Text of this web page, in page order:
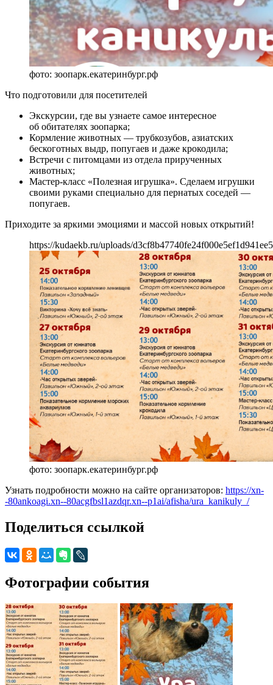
фото: зоопарк.екатеринбург.рф
Что подготовили для посетителей
Экскурсии, где вы узнаете самое интересное
об обитателях зоопарка;
Кормление животных — трубкозубов, азиатских
бескоготных выдр, попугаев и даже крокодила;
Встречи с питомцами из отдела прирученных
животных;
Мастер-класс «Полезная игрушка». Сделаем игрушки
своими руками специально для пернатых соседей —
попугаев.
Приходите за яркими эмоциями и массой новых открытий!
https://kudaekb.ru/uploads/
фото: зоопарк.екатеринбург.рф
Узнать подробности можно на сайте организаторов: https://xn-
-80ankoagi.xn--80acgfbsl1azdqr.xn--p1ai/afisha/ura_kanikuly_/
Поделиться ссылкой
Фотографии события